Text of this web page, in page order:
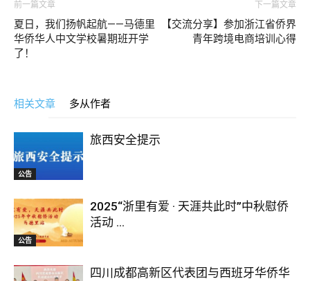
前一篇文章
夏日，我们扬帆起航——马德里
华侨华人中文学校暑期班开学
了！
下一篇文章
【交流分享】参加浙江省侨界
青年跨境电商培训心得
相关文章 多从作者
公告
旅西安全提示
公告
2025“浙里有爱 · 天涯共此时”中秋慰侨
活动 ...
四川成都高新区代表团与西班牙华侨华